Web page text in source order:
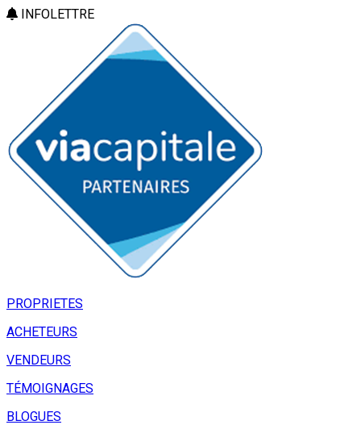
INFOLETTRE
PROPRIETES
ACHETEURS
VENDEURS
TÉMOIGNAGES
BLOGUES